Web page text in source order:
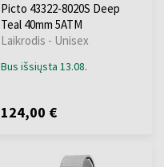
Picto 43322-8020S Deep
Teal 40mm 5ATM
Laikrodis - Unisex
Bus išsiųsta 13.08.
124,00 €